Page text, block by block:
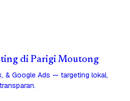
di Parigi Moutong
& Google Ads — targeting lokal,